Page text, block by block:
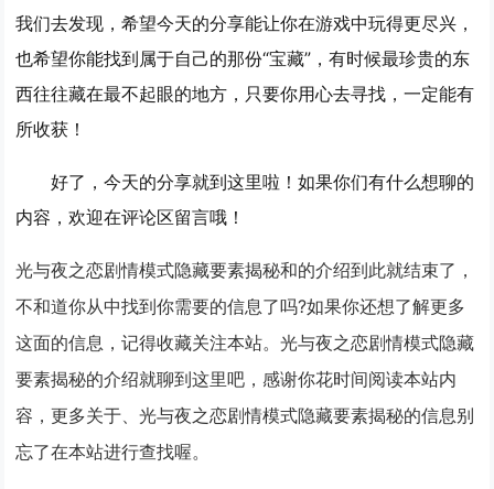
我们去发现，希望今天的分享能让你在游戏中玩得更尽兴，
也希望你能找到属于自己的那份“宝藏”，有时候最珍贵的东
西往往藏在最不起眼的地方，只要你用心去寻找，一定能有
所收获！
好了，今天的分享就到这里啦！如果你们有什么想聊的
内容，欢迎在评论区留言哦！
光与夜之恋剧情模式隐藏要素揭秘和的介绍到此就结束了，
不和道你从中找到你需要的信息了吗?如果你还想了解更多
这面的信息，记得收藏关注本站。光与夜之恋剧情模式隐藏
要素揭秘的介绍就聊到这里吧，感谢你花时间阅读本站内
容，更多关于、光与夜之恋剧情模式隐藏要素揭秘的信息别
忘了在本站进行查找喔。